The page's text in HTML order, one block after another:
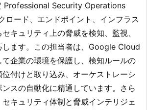
Professional Security Operations
ロード、エンドポイント、インフラス
キュリティ上の脅威を検知、監視、
します。この担当者は、Google Cloud
企業の環境を保護し、検知ルールの
付けと取り込み、オーケストレーシ
ンスの自動化に精通しています。さら
キュリティ体制と脅威インテリジェ